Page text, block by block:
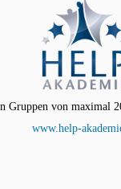
Gruppen von maximal
www.help-